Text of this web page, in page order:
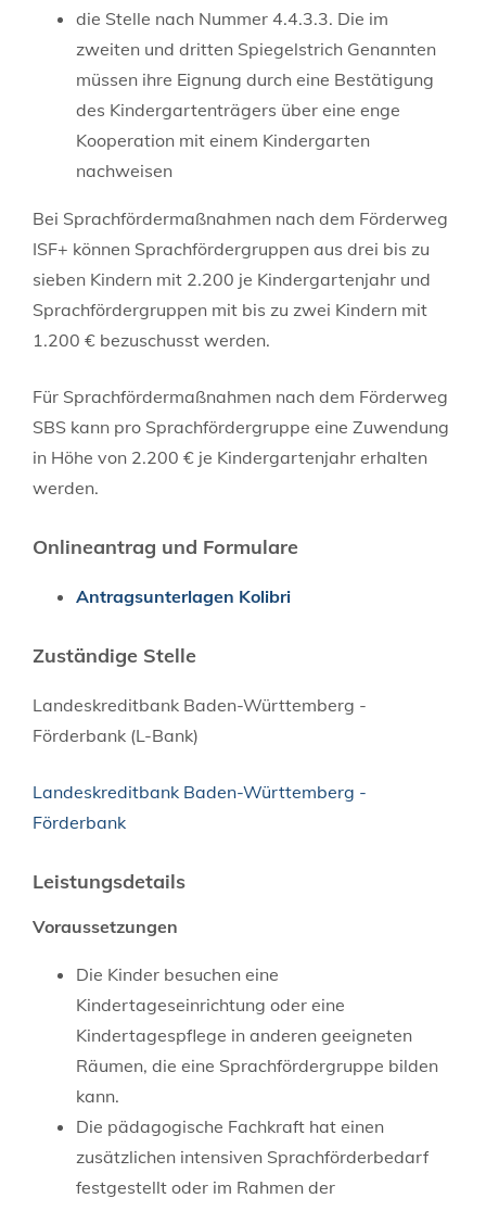
die Stelle nach Nummer 4.4.3.3. Die im
zweiten und dritten Spiegelstrich Genannten
müssen ihre Eignung durch eine Bestätigung
des Kindergartenträgers über eine enge
Kooperation mit einem Kindergarten
nachweisen
Bei Sprachfördermaßnahmen nach dem Förderweg
ISF+ können Sprachfördergruppen aus drei bis zu
sieben Kindern mit 2.200 je Kindergartenjahr und
Sprachfördergruppen mit bis zu zwei Kindern mit
1.200 € bezuschusst werden.
Für Sprachfördermaßnahmen nach dem Förderweg
SBS kann pro Sprachfördergruppe eine Zuwendung
in Höhe von 2.200 € je Kindergartenjahr erhalten
werden.
Onlineantrag und Formulare
Antragsunterlagen Kolibri
Zuständige Stelle
Landeskreditbank Baden-Württemberg -
Förderbank (L-Bank)
Landeskreditbank Baden-Württemberg -
Förderbank
Leistungsdetails
Voraussetzungen
Die Kinder besuchen eine
Kindertageseinrichtung oder eine
Kindertagespflege in anderen geeigneten
Räumen, die eine Sprachfördergruppe bilden
kann.
Die pädagogische Fachkraft hat einen
zusätzlichen intensiven Sprachförderbedarf
festgestellt oder im Rahmen der